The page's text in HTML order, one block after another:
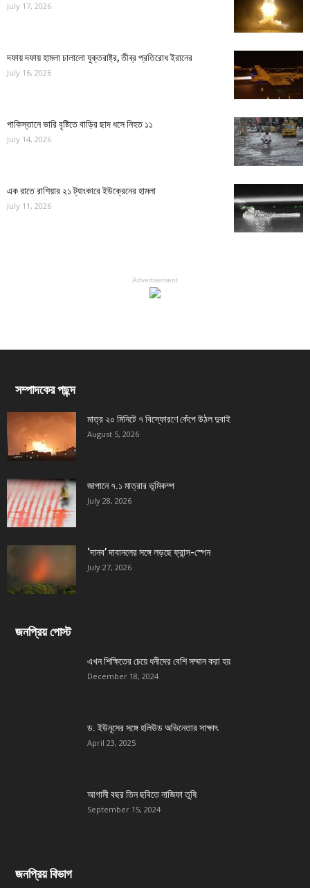
July 17, 2026
দফায় দফায় হামলা চালালো যুক্তরাষ্ট্র, তীব্র প্রতিরোধ ইরানের
July 16, 2026
পাকিস্তানে ভারি বৃষ্টিতে বাড়ির ছাদ ধসে নিহত ১১
July 14, 2026
এক রাতে রাশিয়ার ২১ ট্যাংকারে ইউক্রেনের হামলা
July 11, 2026
Advertisement
সম্পাদকের পছন্দ
মাত্র ২০ মিনিটে ৭ বিস্ফোরণে কেঁপে উঠল দুবাই
August 5, 2026
জাপানে ৭.১ মাত্রার ভূমিকম্প
July 28, 2026
‘দানব’ দাবানলের সঙ্গে লড়ছে ফ্রান্স-স্পেন
July 27, 2026
জনপ্রিয় পোস্ট
এখন শিক্ষিতের চেয়ে ধনীদের বেশি সম্মান করা হয়
December 18, 2024
ড. ইউনূসের সঙ্গে হলিউড অভিনেতার সাক্ষাৎ
April 23, 2025
আগামী বছর তিন ছবিতে নাজিফা তুষি
September 15, 2024
জনপ্রিয় বিভাগ